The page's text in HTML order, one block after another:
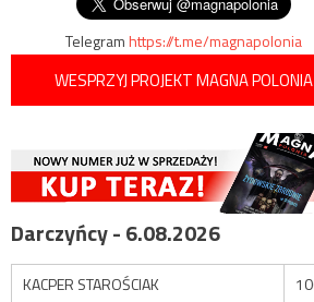
Telegramhttps://t.me/magnapolonia
WESPRZYJ PROJEKT MAGNA POLONIA
Darczyńcy - 6.08.2026
KACPER STAROŚCIAK